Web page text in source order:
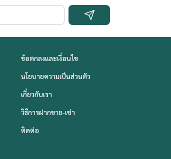
ข้อตกลงและเงื่อนไข
นโยบายความเป็นส่วนตัว
เกี่ยวกับเรา
วิธีการฝากขาย-เช่า
ติดต่อ